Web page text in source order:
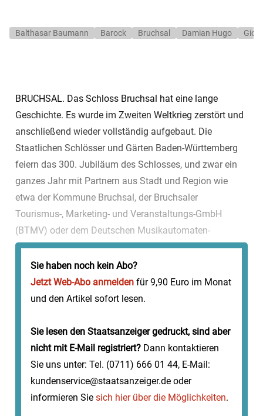
Balthasar Baumann Barock Bruchsal Damian Hugo
BRUCHSAL. Das Schloss Bruchsal hat eine lange
Geschichte. Es wurde im Zweiten Weltkrieg zerstört und
anschließend wieder vollständig aufgebaut. Die
Staatlichen Schlösser und Gärten Baden-Württemberg
feiern das 300. Jubiläum des Schlosses, und zwar ein
ganzes Jahr mit Partnern aus Stadt und Region wie
etwa der Kommune Bruchsal, der Bruchsaler
Tourismus-, Marketing- und Veranstaltungs-GmbH
(BTMV) oder dem Deutschen Musikautomaten-
Museum. Das Festprogramm soll zwischen April und
November...
Sie haben noch kein Abo?
Jetzt Web-Abo anmelden für 9,90 Euro im Monat
und den Artikel sofort lesen.
Sie lesen den Staatsanzeiger gedruckt, sind aber
nicht mit E-Mail registriert? Dann kontaktieren
Sie uns unter: Tel. (0711) 666 01 44, E-Mail:
kundenservice@staatsanzeiger.de oder
informieren Sie sich hier über die Möglichkeiten.